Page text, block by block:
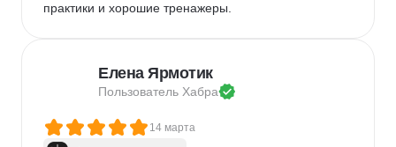
практики и хорошие тренажеры.
Елена Ярмотик
Пользователь Хабра
14 марта